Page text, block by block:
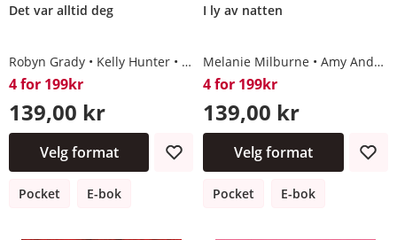
Det var alltid deg
Robyn Grady Kelly Hunter Abby Green Susan Carlisle
4 for 199kr
139,00 kr
Velg format
Pocket E-bok
I ly av natten
Melanie Milburne Amy Andrews
4 for 199kr
139,00 kr
Velg format
Pocket E-bok